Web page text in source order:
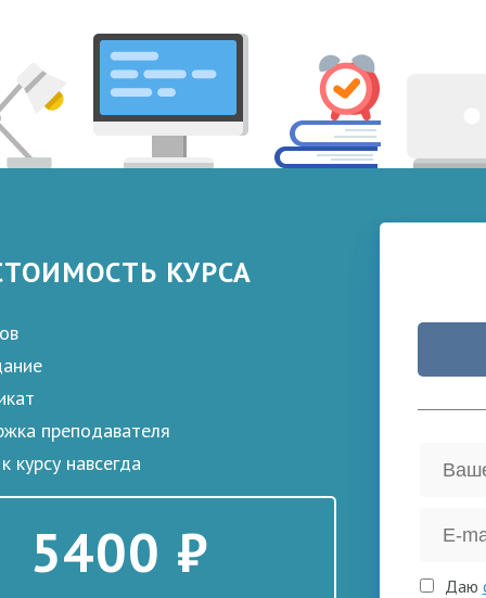
КУРСА
преподавателя
курсу навсегда
5400 ₽ Даю